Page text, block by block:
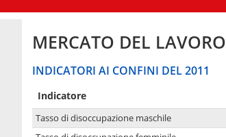
MERCATO DEL LAVORO
INDICATORI AI CONFINI DEL 2011
Indicatore
Tasso di disoccupazione maschile